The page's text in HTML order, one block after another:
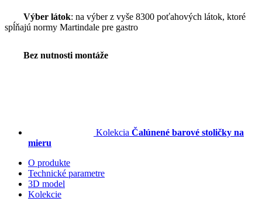
Výber látok: na výber z vyše 8300 poťahových látok, ktoré
spĺňajú normy Martindale pre gastro
Bez nutnosti montáže
Kolekcia Čalúnené barové stoličky na
mieru
O produkte
Technické parametre
3D model
Kolekcie